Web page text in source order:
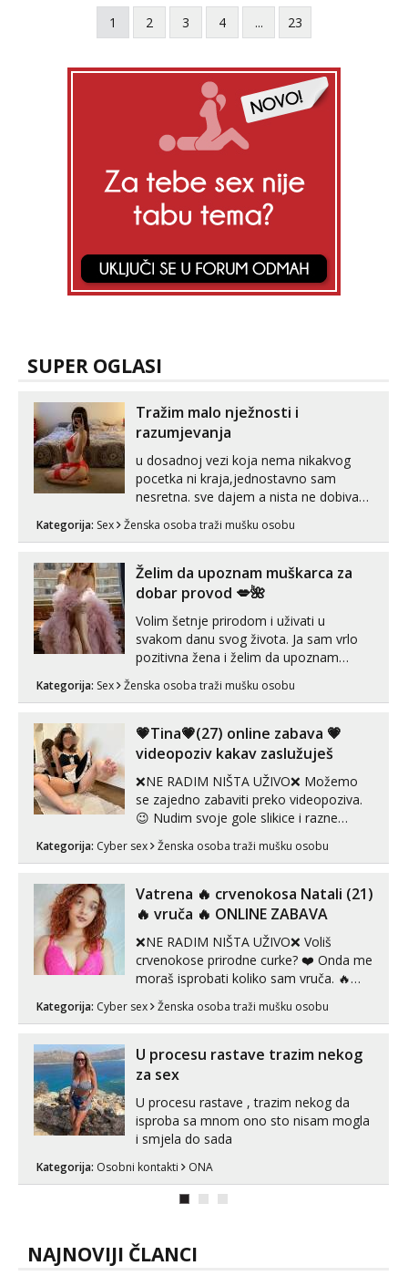
1 2 3 4 ... 23
SUPER OGLASI
Tražim malo nježnosti i
razumjevanja
u dosadnoj vezi koja nema nikakvog
pocetka ni kraja,jednostavno sam
nesretna. sve dajem a nista ne dobivam
zadovoljiti moje potrebe,ne trazim puno
volim njezan seks i njezne poljupce po
tijelu koji me jako pale,obozavam kad
muskar...
Kategorija: Sex Ženska osoba traži mušku osobu
Želim da upoznam muškarca za
dobar provod 💋🌺
Volim šetnje prirodom i uživati u
svakom danu svog života. Ja sam vrlo
pozitivna žena i želim da upoznam
može i nešto više.💋🌺 Klikni na link
Kategorija: Sex Ženska osoba traži mušku osobu
💗Tina💗(27) online zabava 💗
videopoziv kakav zaslužuješ
❌NE RADIM NIŠTA UŽIVO❌ Možemo
se zajedno zabaviti preko videopoziva.
😉 Nudim svoje gole slikice i razne
videouradke. 🤩 Za online zabavu pošalji
poruku na Whatsapp, Telegram ili Viber.
autentičnosti možeš me vidjeti na
videopozivu. 😉 S vama sam vec 5 ...
Kategorija: Cyber sex Ženska osoba traži mušku osobu
Vatrena ‎️‍🔥 crvenokosa Natali (21)
‎️‍🔥 vruča‎ ️‍🔥 ONLINE ZABAVA
❌NE RADIM NIŠTA UŽIVO❌ Voliš
crvenokose prirodne curke? ❤️ Onda me
moraš isprobati koliko sam vruča.‎ ️‍🔥
MLADA vražica koja ima 100%
prorodne grudi, 💦 Misli su mi uvijek
U mojoj raznolikoj ponudi možeš
pranaći nešto po svojoj mjeri. Sexi videa
Kategorija: Cyber sex Ženska osoba traži mušku osobu
U procesu rastave trazim nekog
za sex
U procesu rastave , trazim nekog da
isproba sa mnom ono sto nisam mogla
i smjela do sada
Kategorija: Osobni kontakti ONA
NAJNOVIJI ČLANCI